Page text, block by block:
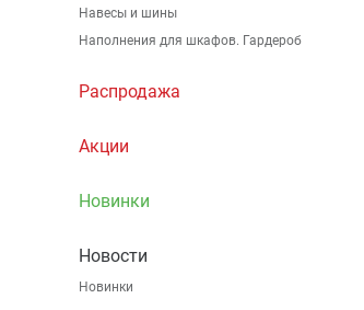
Навесы и шины
Наполнения для шкафов. Гардероб
Распродажа
Акции
Новинки
Новости
Новинки